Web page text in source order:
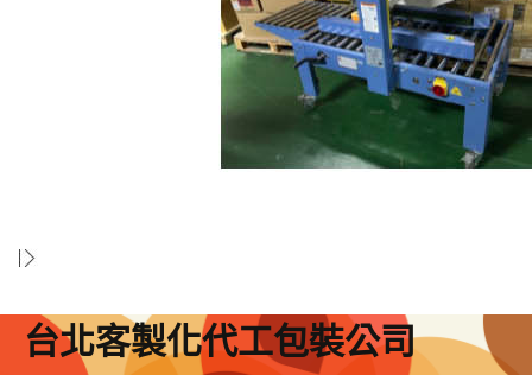
台北客製化代工包裝公司